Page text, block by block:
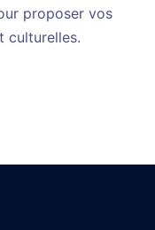
proposer vos
culturelles.